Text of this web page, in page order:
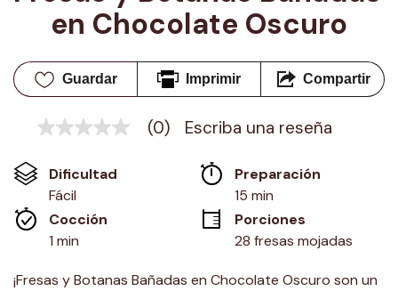
en Chocolate Oscuro
Guardar Imprimir Compartir
Sin
en
misma
página.
(0) Escriba una reseña
Dificultad
Fácil
Preparación
15 min
Cocción
1 min
Porciones
28 fresas mojadas
¡Fresas y Botanas Bañadas en Chocolate Oscuro son un